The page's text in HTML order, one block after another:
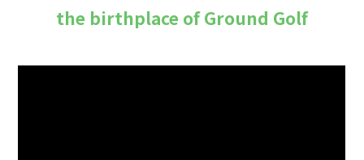
the birthplace of Ground Golf